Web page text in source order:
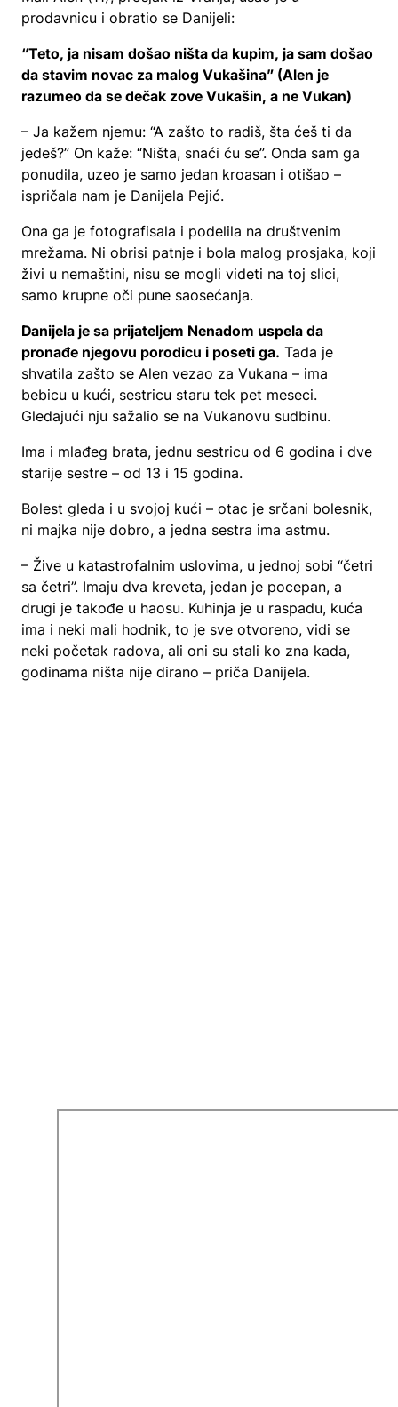
prodavnicu i obratio se Danijeli:
“Teto, ja nisam došao ništa da kupim, ja sam došao
da stavim novac za malog Vukašina” (Alen je
razumeo da se dečak zove Vukašin, a ne Vukan)
– Ja kažem njemu: “A zašto to radiš, šta ćeš ti da
jedeš?” On kaže: “Ništa, snaći ću se”. Onda sam ga
ponudila, uzeo je samo jedan kroasan i otišao –
ispričala nam je Danijela Pejić.
Ona ga je fotografisala i podelila na društvenim
mrežama. Ni obrisi patnje i bola malog prosjaka, koji
živi u nemaštini, nisu se mogli videti na toj slici,
samo krupne oči pune saosećanja.
Danijela je sa prijateljem Nenadom uspela da
pronađe njegovu porodicu i poseti ga. Tada je
shvatila zašto se Alen vezao za Vukana – ima
bebicu u kući, sestricu staru tek pet meseci.
Gledajući nju sažalio se na Vukanovu sudbinu.
Ima i mlađeg brata, jednu sestricu od 6 godina i dve
starije sestre – od 13 i 15 godina.
Bolest gleda i u svojoj kući – otac je srčani bolesnik,
ni majka nije dobro, a jedna sestra ima astmu.
– Žive u katastrofalnim uslovima, u jednoj sobi “četri
sa četri”. Imaju dva kreveta, jedan je pocepan, a
drugi je takođe u haosu. Kuhinja je u raspadu, kuća
ima i neki mali hodnik, to je sve otvoreno, vidi se
neki početak radova, ali oni su stali ko zna kada,
godinama ništa nije dirano – priča Danijela.